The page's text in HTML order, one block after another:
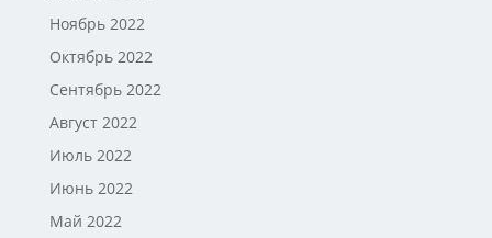
Ноябрь 2022
Октябрь 2022
Сентябрь 2022
Август 2022
Июль 2022
Июнь 2022
Май 2022